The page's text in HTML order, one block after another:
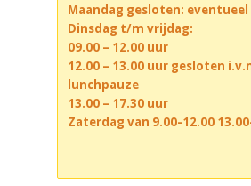
Maandag gesloten:
Dinsdag t/m vrijdag:
09.00 – 12.00 uur
12.00 – 13.00 uur gesloten
lunchpauze
13.00 – 17.30 uur
Zaterdag van 9.00-12.00